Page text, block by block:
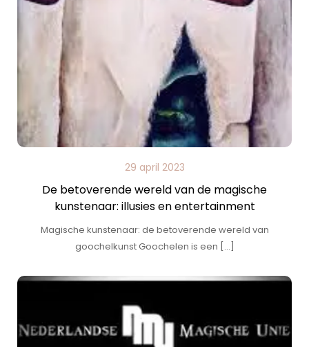
29 april 2023
De betoverende wereld van de magische
kunstenaar: illusies en entertainment
Magische kunstenaar: de betoverende wereld van
goochelkunst Goochelen is een […]